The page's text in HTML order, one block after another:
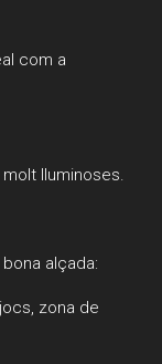
com a
lluminoses.
alçada:
zona de